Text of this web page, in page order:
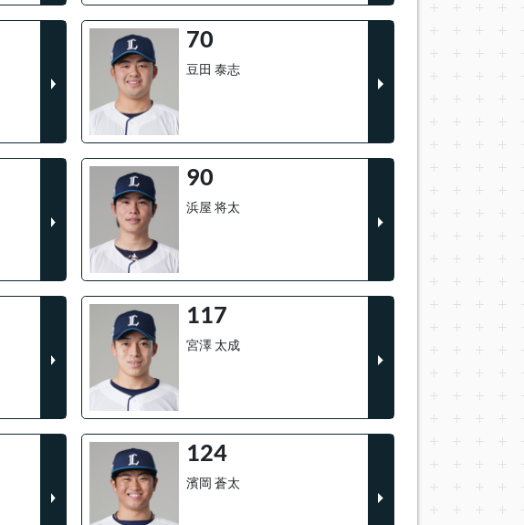
70
豆田 泰志
90
浜屋 将太
117
宮澤 太成
124
濱岡 蒼太